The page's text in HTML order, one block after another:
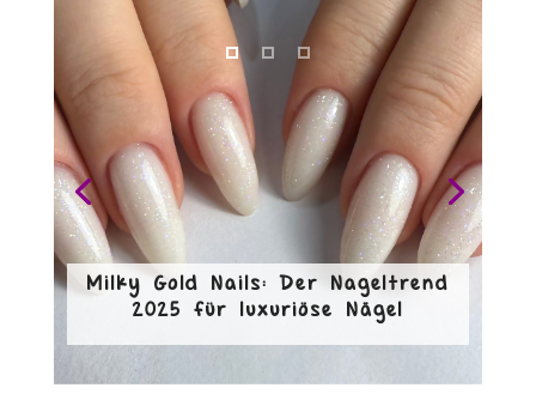
Milky Gold Nails: Der Nageltrend
2025 für luxuriöse Nägel